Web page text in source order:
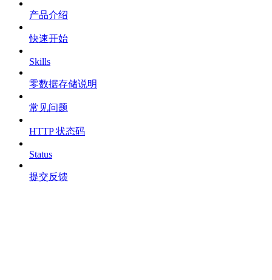
产品介绍
快速开始
Skills
零数据存储说明
常见问题
HTTP 状态码
Status
提交反馈